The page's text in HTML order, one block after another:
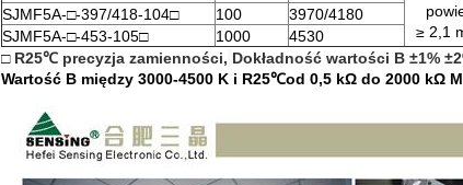
≥ 2,1
SJMF5A-□-397/418-104□
100
3970/4180
SJMF5A-□-453-105□
1000
4530
□ R25℃ precyzja zamienności, Dokładność wartości B ±1%
Wartość B między 3000-4500 K i R25℃od 0,5 kΩ do 2000 kΩ